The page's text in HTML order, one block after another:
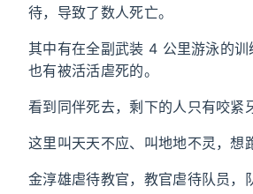
待，导致了数人死亡。
其中有在全副武装 4 公里游泳的训
也有被活活虐死的。
看到同伴死去，剩下的人只有咬紧
这里叫天天不应、叫地地不灵，想
金淳雄虐待教官，教官虐待队员，